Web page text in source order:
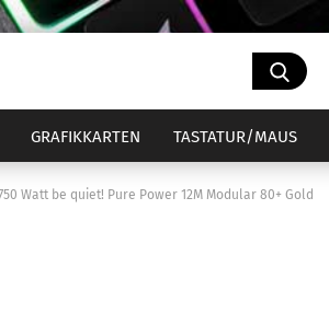
GRAFIKKARTEN TASTATUR/MAUS
Watt be quiet! Pure Power 12M Modular 80+ Gold